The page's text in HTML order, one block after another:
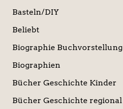
Basteln/DIY
Beliebt
Biographie Buchvorstellung
Biographien
Bücher Geschichte Kinder
Bücher Geschichte regional